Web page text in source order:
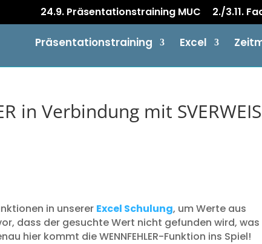
24.9. Präsentationstraining MUC 2./3.11.
Präsentationstraining Excel
in Verbindung mit SVERWEIS
in unserer Excel Schulung, um Werte aus
dass der gesuchte Wert nicht gefunden wird, was
hier kommt die WENNFEHLER-Funktion ins Spiel!